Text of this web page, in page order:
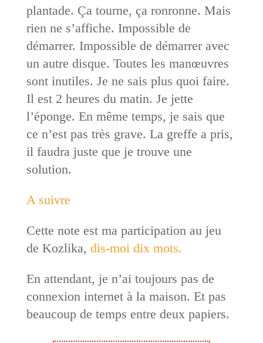
plantade. Ça tourne, ça ronronne. Mais
rien ne s’affiche. Impossible de
démarrer. Impossible de démarrer avec
un autre disque. Toutes les manœuvres
sont inutiles. Je ne sais plus quoi faire.
Il est 2 heures du matin. Je jette
l’éponge. En même temps, je sais que
ce n’est pas très grave. La greffe a pris,
il faudra juste que je trouve une
solution.
A suivre
Cette note est ma participation au jeu
de Kozlika, dis-moi dix mots.
En attendant, je n’ai toujours pas de
connexion internet à la maison. Et pas
beaucoup de temps entre deux papiers.